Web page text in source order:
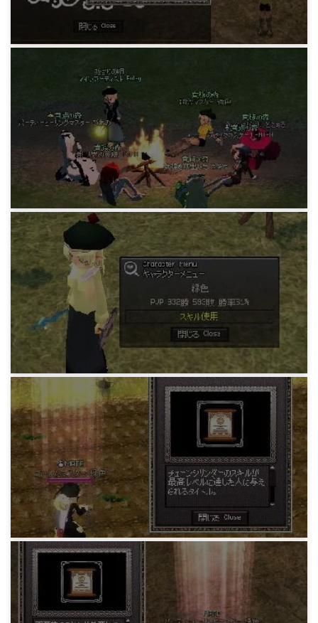
調合マスター/累積2K台マスター20
15 years ago
MABIDIARY
貴族の森ギルド
15 years ago
MABIDIARY
緑さんのPvP変遷
15 years ago
MABIDIARY
チェーンシリンダーマスター